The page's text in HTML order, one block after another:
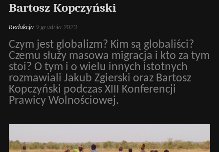
Bartosz Kopczyński
Redakcja 9 grudnia 2023
Czym jest globalizm? Kim są globaliści?
Czemu służy masowa migracja i kto za tym
stoi? O tym i o wielu innych istotnych
rozmawiali Jakub Zgierski oraz Bartosz
Kopczyński podczas XIII Konferencji
Prawicy Wolnościowej.